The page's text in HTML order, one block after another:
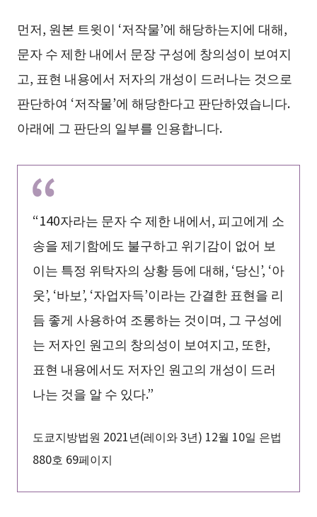
먼저, 원본 트윗이 ‘저작물’에 해당하는지에 대해,
문자 수 제한 내에서 문장 구성에 창의성이 보여지
고, 표현 내용에서 저자의 개성이 드러나는 것으로
판단하여 ‘저작물’에 해당한다고 판단하였습니다.
아래에 그 판단의 일부를 인용합니다.
“140자라는 문자 수 제한 내에서, 피고에게 소
송을 제기함에도 불구하고 위기감이 없어 보
이는 특정 위탁자의 상황 등에 대해, ‘당신’, ‘아
웃’, ‘바보’, ‘자업자득’이라는 간결한 표현을 리
듬 좋게 사용하여 조롱하는 것이며, 그 구성에
는 저자인 원고의 창의성이 보여지고, 또한,
표현 내용에서도 저자인 원고의 개성이 드러
나는 것을 알 수 있다.”
도쿄지방법원 2021년(레이와 3년) 12월 10일 은법
880호 69페이지